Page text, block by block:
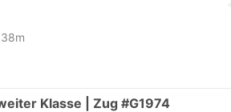
Klasse | Zug #G1974